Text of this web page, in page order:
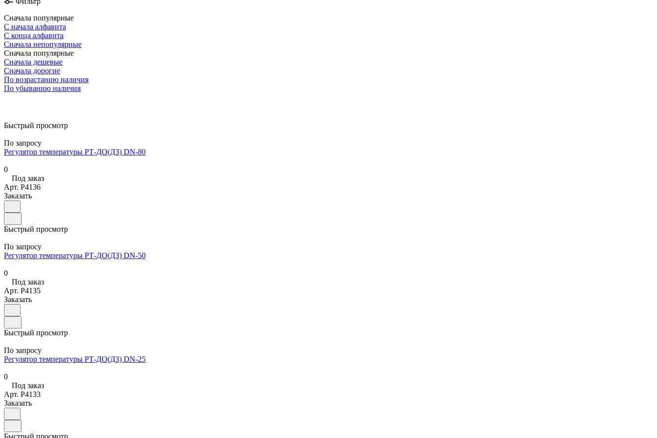
Сначала популярные
С начала алфавита
С конца алфавита
Сначала непопулярные
Сначала популярные
Сначала дешевые
Сначала дорогие
По возрастанию наличия
По убыванию наличия
Быстрый просмотр
По запросу
Регулятор температуры РТ-ДО(ДЗ) DN-80
0
Под заказ
Арт. P4136
Заказать
Быстрый просмотр
По запросу
Регулятор температуры РТ-ДО(ДЗ) DN-50
0
Под заказ
Арт. P4135
Заказать
Быстрый просмотр
По запросу
Регулятор температуры РТ-ДО(ДЗ) DN-25
0
Под заказ
Арт. P4133
Заказать
Быстрый просмотр